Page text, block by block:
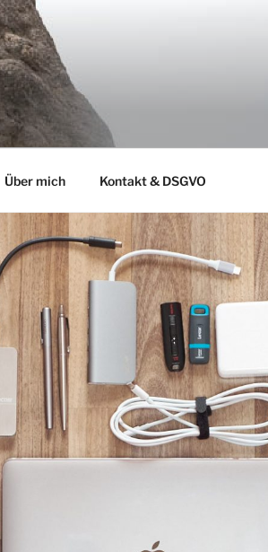
Über mich Kontakt & DSGVO